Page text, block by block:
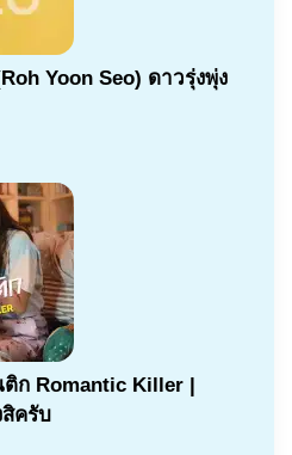
Yoon Seo) ดาวรุ่งพุ่ง
ก Romantic Killer |
ครับ